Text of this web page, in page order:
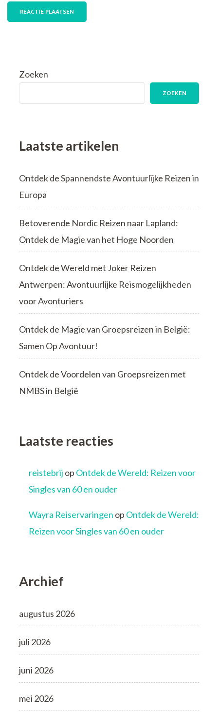
Zoeken
ZOEKEN
Laatste artikelen
Ontdek de Spannendste Avontuurlijke Reizen in
Europa
Betoverende Nordic Reizen naar Lapland:
Ontdek de Magie van het Hoge Noorden
Ontdek de Wereld met Joker Reizen
Antwerpen: Avontuurlijke Reismogelijkheden
voor Avonturiers
Ontdek de Magie van Groepsreizen in België:
Samen Op Avontuur!
Ontdek de Voordelen van Groepsreizen met
NMBS in België
Laatste reacties
reistebrij op Ontdek de Wereld: Reizen voor
Singles van 60 en ouder
Wayra Reiservaringen op Ontdek de Wereld:
Reizen voor Singles van 60 en ouder
Archief
augustus 2026
juli 2026
juni 2026
mei 2026